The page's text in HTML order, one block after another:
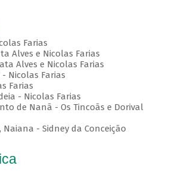
Farias
Alves e Nicolas Farias
Alves e Nicolas Farias
Nicolas Farias
Farias
- Nicolas Farias
de Nanã - Os Tincoãs e Dorival
Naiana - Sidney da Conceição